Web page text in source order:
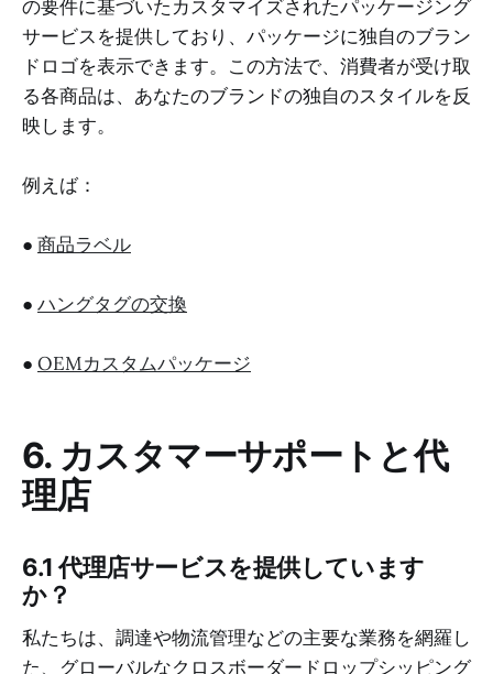
の要件に基づいたカスタマイズされたパッケージング
サービスを提供しており、パッケージに独自のブラン
ドロゴを表示できます。この方法で、消費者が受け取
る各商品は、あなたのブランドの独自のスタイルを反
映します。
例えば：
● 商品ラベル
● ハングタグの交換
● OEMカスタムパッケージ
6. カスタマーサポートと代
理店
6.1 代理店サービスを提供しています
か？
私たちは、調達や物流管理などの主要な業務を網羅し
た、グローバルなクロスボーダードロップシッピング